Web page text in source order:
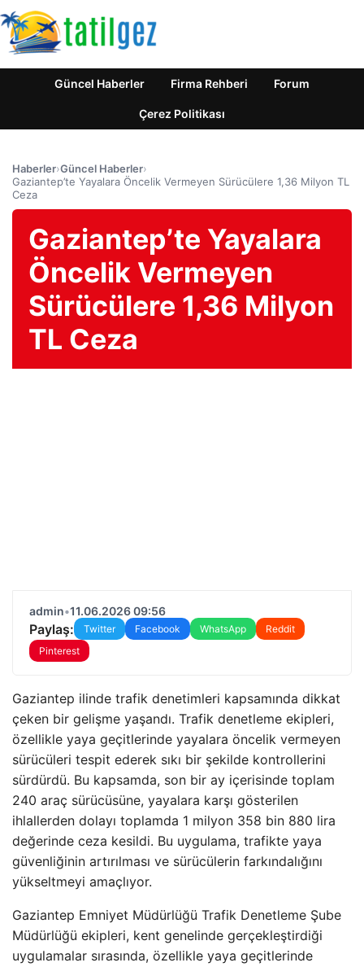
Güncel Haberler Firma Rehberi Forum
Çerez Politikası
Haberler›Güncel Haberler›
Gaziantep’te Yayalara Öncelik Vermeyen Sürücülere 1,36 Milyon TL
Ceza
Gaziantep’te Yayalara
Öncelik Vermeyen
Sürücülere 1,36 Milyon
TL Ceza
admin•11.06.2026 09:56
Paylaş: Twitter Facebook WhatsApp
Reddit
Pinterest
Gaziantep ilinde trafik denetimleri kapsamında dikkat
çeken bir gelişme yaşandı. Trafik denetleme ekipleri,
özellikle yaya geçitlerinde yayalara öncelik vermeyen
sürücüleri tespit ederek sıkı bir şekilde kontrollerini
sürdürdü. Bu kapsamda, son bir ay içerisinde toplam
240 araç sürücüsüne, yayalara karşı gösterilen
ihlallerden dolayı toplamda 1 milyon 358 bin 880 lira
değerinde ceza kesildi. Bu uygulama, trafikte yaya
güvenliğinin artırılması ve sürücülerin farkındalığını
yükseltmeyi amaçlıyor.
Gaziantep Emniyet Müdürlüğü Trafik Denetleme Şube
Müdürlüğü ekipleri, kent genelinde gerçekleştirdiği
uygulamalar sırasında, özellikle yaya geçitlerinde